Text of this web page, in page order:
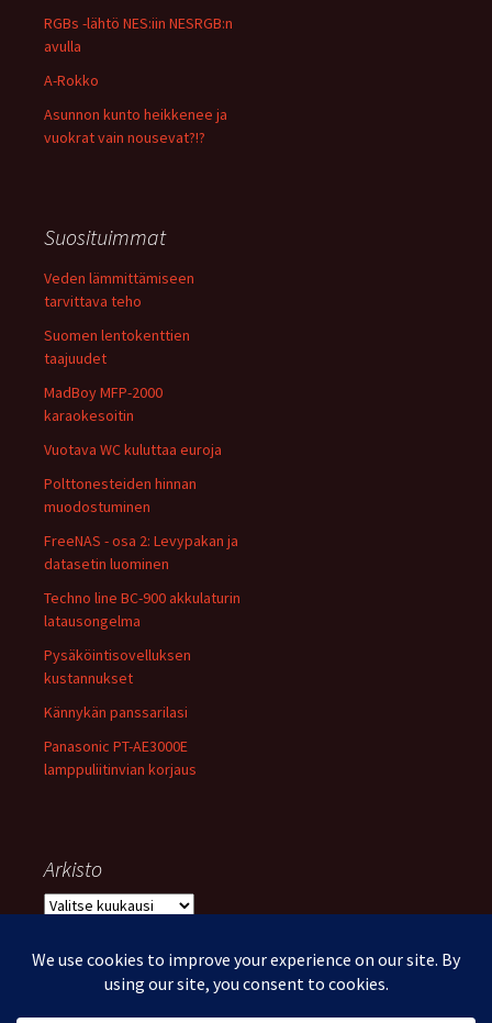
RGBs -lähtö NES:iin NESRGB:n
avulla
A-Rokko
Asunnon kunto heikkenee ja
vuokrat vain nousevat?!?
Suosituimmat
Veden lämmittämiseen
tarvittava teho
Suomen lentokenttien
taajuudet
MadBoy MFP-2000
karaokesoitin
Vuotava WC kuluttaa euroja
Polttonesteiden hinnan
muodostuminen
FreeNAS - osa 2: Levypakan ja
datasetin luominen
Techno line BC-900 akkulaturin
latausongelma
Pysäköintisovelluksen
kustannukset
Kännykän panssarilasi
Panasonic PT-AE3000E
lamppuliitinvian korjaus
Arkisto
Arkisto